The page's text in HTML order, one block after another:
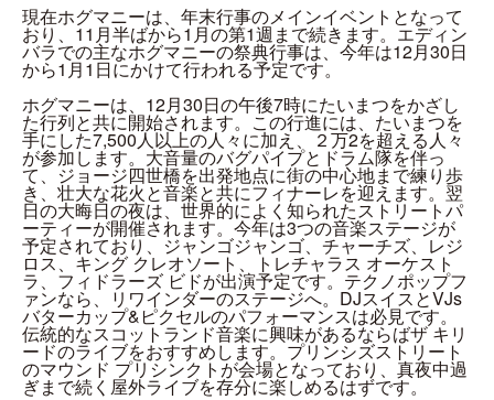
現在ホグマニーは、年末行事のメインイベントとなって
おり、11月半ばから1月の第1週まで続きます。エディン
バラでの主なホグマニーの祭典行事は、今年は12月30日
から1月1日にかけて行われる予定です。
ホグマニーは、12月30日の午後7時にたいまつをかざし
た行列と共に開始されます。この行進には、たいまつを
手にした7,500人以上の人々に加え、２万2を超える人々
が参加します。大音量のバグパイプとドラム隊を伴っ
て、ジョージ四世橋を出発地点に街の中心地まで練り歩
き、壮大な花火と音楽と共にフィナーレを迎えます。翌
日の大晦日の夜は、世界的によく知られたストリートパ
ーティーが開催されます。今年は3つの音楽ステージが
予定されており、ジャンゴジャンゴ、チャーチズ、レジ
ロス、キング クレオソート、トレチャラス オーケスト
ラ、フィドラーズ ビドが出演予定です。テクノポップフ
ァンなら、リワインダーのステージへ。DJスイスとVJs
バターカップ&ピクセルのパフォーマンスは必見です。
伝統的なスコットランド音楽に興味があるならばザ キリ
ードのライブをおすすめします。プリンシズストリート
のマウンド プリシンクトが会場となっており、真夜中過
ぎまで続く屋外ライブを存分に楽しめるはずです。